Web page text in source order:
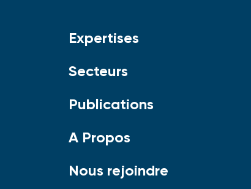
Expertises
Secteurs
Publications
A Propos
Nous rejoindre